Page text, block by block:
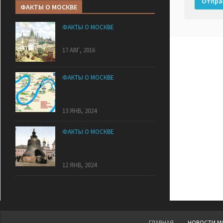
ФАКТЫ О МОСКВЕ
ФАКТЫ О МОСКВЕ
17 АВГ, 2016
ФАКТЫ О МОСКВЕ
13 ЯНВ, 2024
ФАКТЫ О МОСКВЕ
12 ЯНВ, 2024